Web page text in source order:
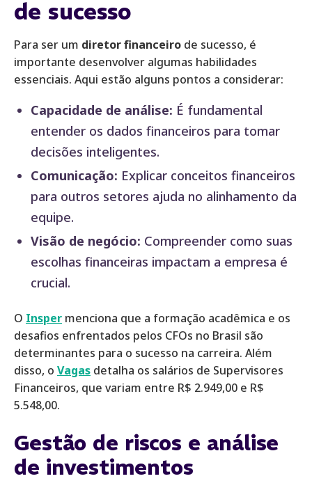
de sucesso
Para ser um diretor financeiro de sucesso, é
importante desenvolver algumas habilidades
essenciais. Aqui estão alguns pontos a considerar:
Capacidade de análise: É fundamental
entender os dados financeiros para tomar
decisões inteligentes.
Comunicação: Explicar conceitos financeiros
para outros setores ajuda no alinhamento da
equipe.
Visão de negócio: Compreender como suas
escolhas financeiras impactam a empresa é
crucial.
O Insper menciona que a formação acadêmica e os
desafios enfrentados pelos CFOs no Brasil são
determinantes para o sucesso na carreira. Além
disso, o Vagas detalha os salários de Supervisores
Financeiros, que variam entre R$ 2.949,00 e R$
5.548,00.
Gestão de riscos e análise
de investimentos